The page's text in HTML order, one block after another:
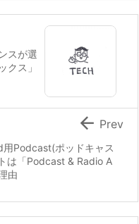
スが選
クス」
用Podcast(ポッドキャス
は「Podcast & Radio A
由
 Prev